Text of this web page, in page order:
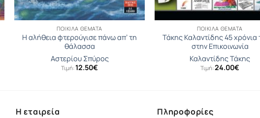
ΠΟΙΚΊΛΑ ΘΈΜΑΤΑ
Η αλήθεια φτερούγισε πάνω απ’ τη
θάλασσα
Αστερίου Σπύρος
Τιμή:12.50€
ΠΟΙΚΊΛΑ ΘΈΜΑΤΑ
Τάκης Καλαντίδης 45 χρόνια
στην Επικοινωνία
Καλαντίδης Τάκης
Τιμή:24.00€
Η εταιρεία Πληροφορίες